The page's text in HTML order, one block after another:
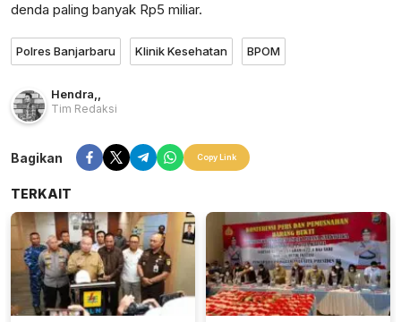
denda paling banyak Rp5 miliar.
Polres Banjarbaru Klinik Kesehatan BPOM
Hendra
Tim Redaksi
Bagikan Copy Link
TERKAIT